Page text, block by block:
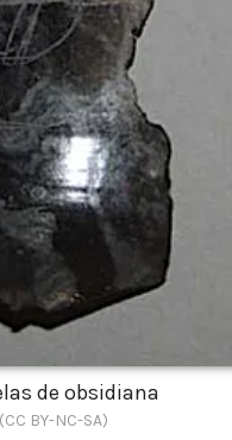
de obsidiana
BY-NC-SA)